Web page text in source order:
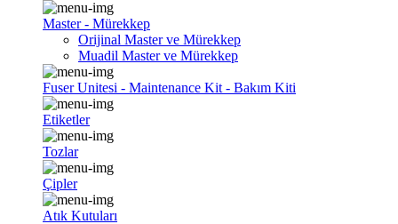
Master - Mürekkep
Orijinal Master ve Mürekkep
Muadil Master ve Mürekkep
Fuser Unitesi - Maintenance Kit - Bakım Kiti
Etiketler
Tozlar
Çipler
Atık Kutuları